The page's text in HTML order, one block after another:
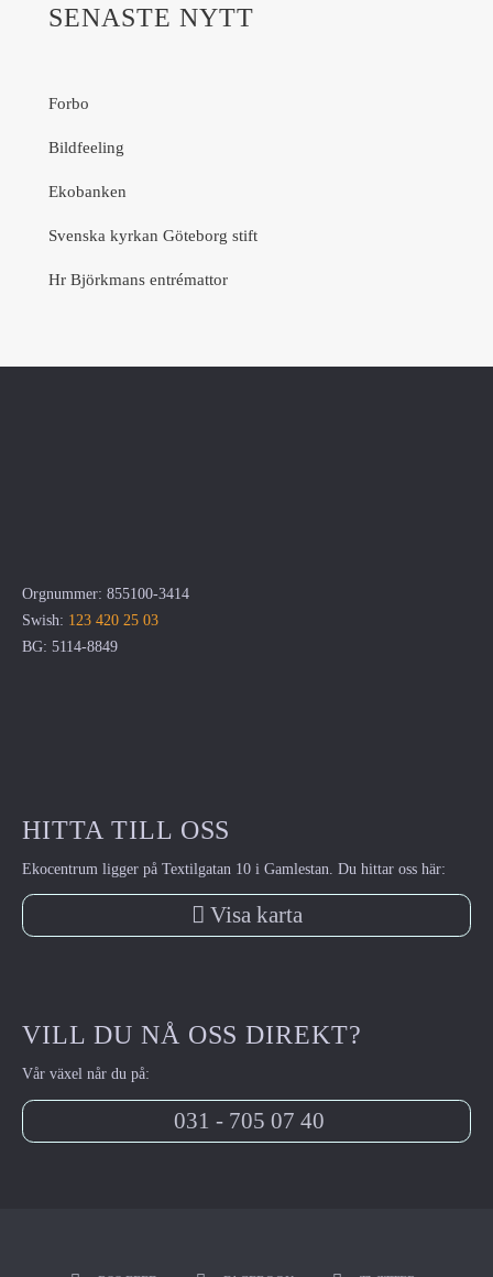
SENASTE NYTT
Forbo
Bildfeeling
Ekobanken
Svenska kyrkan Göteborg stift
Hr Björkmans entrémattor
Orgnummer: 855100-3414
Swish: 123 420 25 03
BG: 5114-8849
HITTA TILL OSS
Ekocentrum ligger på Textilgatan 10 i Gamlestan. Du hittar oss här:
Visa karta
VILL DU NÅ OSS DIREKT?
Vår växel når du på:
031 - 705 07 40